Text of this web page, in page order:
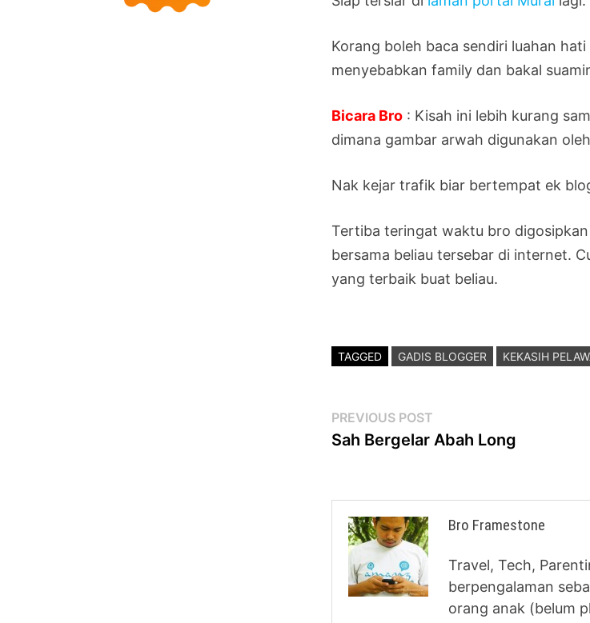
Korang boleh baca sendiri luahan hati
menyebabkan family dan bakal
Bicara Bro : Kisah ini lebih kurang
dimana gambar arwah digunakan
Nak kejar trafik biar bertempat ek
Tertiba teringat waktu bro
bersama beliau tersebar di internet.
yang terbaik buat beliau.
TAGGED GADIS BLOGGER KEKASIH
Post
navigation
PREVIOUS POST
post:
Sah Bergelar Abah Long
Bro Framestone
Travel, Tech,
berpengalaman
orang anak (belum